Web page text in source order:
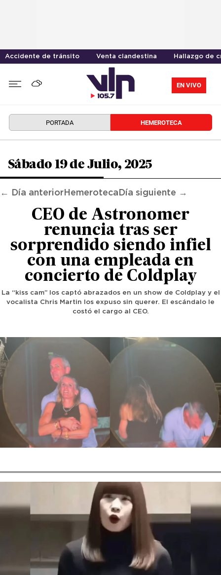
Accidente de tránsito Venta clandestina Hallazgo de
EN VIVO
PORTADA HEMEROTECA
Sábado 19 de Julio, 2025
← Día anterior Hemeroteca Día siguiente →
CEO de Astronomer
renuncia tras ser
sorprendido siendo infiel
con una empleada en
concierto de Coldplay
La “kiss cam” los captó abrazados en un show de Coldplay y el
vocalista Chris Martin los expuso sin querer. El escándalo le
costó el cargo al CEO.